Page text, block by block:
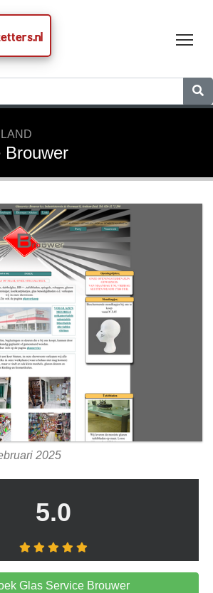
Brouwer
2025
5.0
Glas Service Brouwer